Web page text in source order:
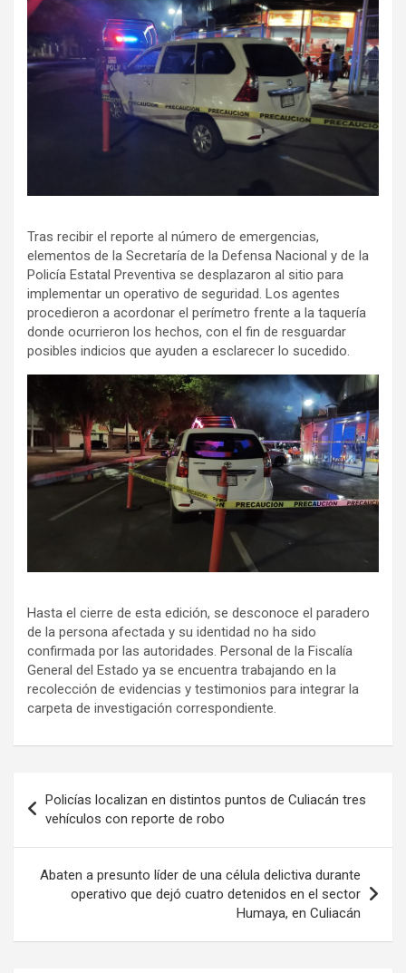
Tras recibir el reporte al número de emergencias,
elementos de la Secretaría de la Defensa Nacional y de la
Policía Estatal Preventiva se desplazaron al sitio para
implementar un operativo de seguridad. Los agentes
procedieron a acordonar el perímetro frente a la taquería
donde ocurrieron los hechos, con el fin de resguardar
posibles indicios que ayuden a esclarecer lo sucedido.
Hasta el cierre de esta edición, se desconoce el paradero
de la persona afectada y su identidad no ha sido
confirmada por las autoridades. Personal de la Fiscalía
General del Estado ya se encuentra trabajando en la
recolección de evidencias y testimonios para integrar la
carpeta de investigación correspondiente.
de
entradas
Policías localizan en distintos puntos de Culiacán tres
vehículos con reporte de robo
Abaten a presunto líder de una célula delictiva durante
operativo que dejó cuatro detenidos en el sector
Humaya, en Culiacán